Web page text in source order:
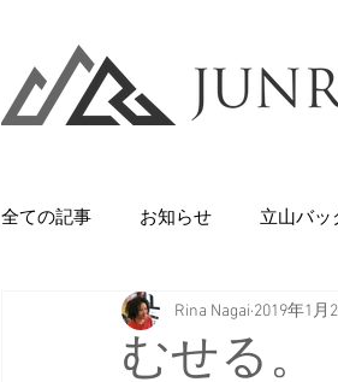
全ての記事 お知らせ 立山バッ
Backcountry 八甲田山 か
むせる。
Rina Nagai 2019年1月